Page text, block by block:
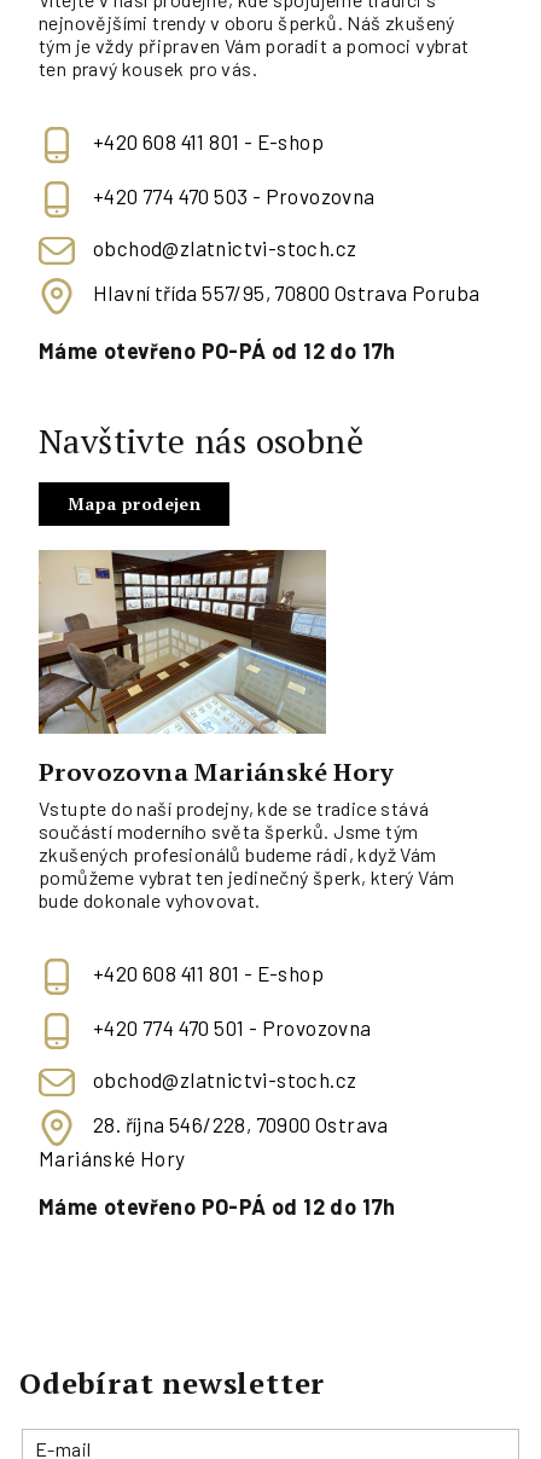
nejnovějšími trendy v oboru šperků. Náš zkušený
tým je vždy připraven Vám poradit a pomoci vybrat
ten pravý kousek pro vás.
+420 608 411 801 - E-shop
+420 774 470 503 - Provozovna
obchod@zlatnictvi-stoch.cz
Hlavní třída 557/95, 70800 Ostrava Poruba
Máme otevřeno PO-PÁ od 12 do 17h
Navštivte nás osobně
Mapa prodejen
Provozovna Mariánské Hory
Vstupte do naší prodejny, kde se tradice stává
součástí moderního světa šperků. Jsme tým
zkušených profesionálů budeme rádi, když Vám
pomůžeme vybrat ten jedinečný šperk, který Vám
bude dokonale vyhovovat.
+420 608 411 801 - E-shop
+420 774 470 501 - Provozovna
obchod@zlatnictvi-stoch.cz
28. října 546/228, 70900 Ostrava
Mariánské Hory
Máme otevřeno PO-PÁ od 12 do 17h
Odebírat newsletter
E-mail